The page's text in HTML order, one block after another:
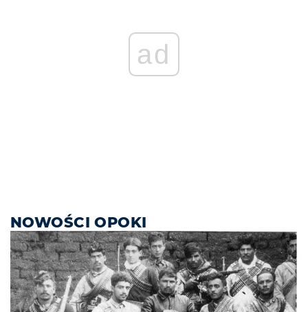
ad
NOWOŚCI OPOKI